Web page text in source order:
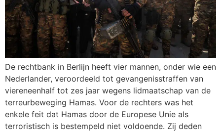
De rechtbank in Berlijn heeft vier mannen, onder wie een
Nederlander, veroordeeld tot gevangenisstraffen van
viereneenhalf tot zes jaar wegens lidmaatschap van de
terreurbeweging Hamas. Voor de rechters was het
enkele feit dat Hamas door de Europese Unie als
terroristisch is bestempeld niet voldoende. Zij deden